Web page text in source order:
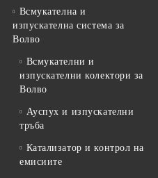
Всмукателна и
изпускателна система за
Волво
Всмукателни и
изпускателни колектори за
Волво
Ауспух и изпускателни
тръба
Катализатор и контрол на
емисиите